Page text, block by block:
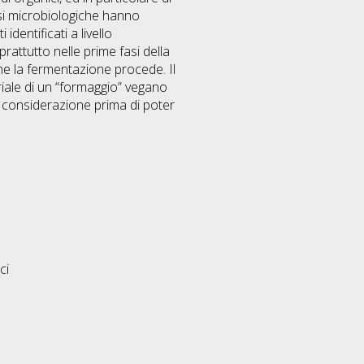
microbiologiche hanno
identificati a livello
nelle prime fasi della
la fermentazione procede. Il
di un “formaggio” vegano
prima di poter